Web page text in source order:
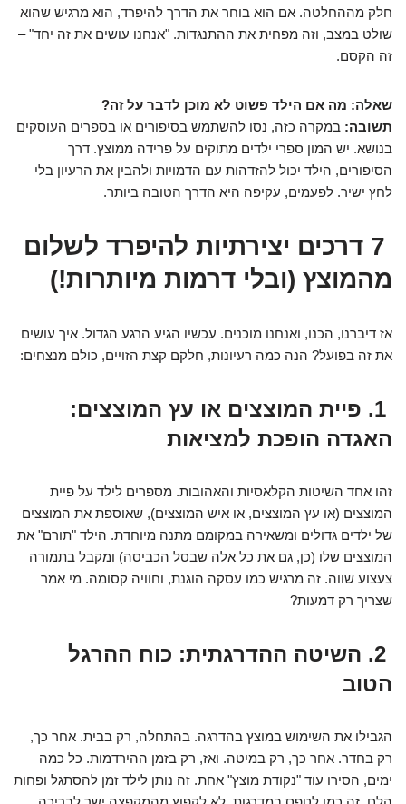
חלק מההחלטה. אם הוא בוחר את הדרך להיפרד, הוא מרגיש שהוא
שולט במצב, וזה מפחית את ההתנגדות. "אנחנו עושים את זה יחד" –
זה הקסם.
שאלה: מה אם הילד פשוט לא מוכן לדבר על זה?
תשובה: במקרה כזה, נסו להשתמש בסיפורים או בספרים העוסקים
בנושא. יש המון ספרי ילדים מתוקים על פרידה ממוצץ. דרך
הסיפורים, הילד יכול להזדהות עם הדמויות ולהבין את הרעיון בלי
לחץ ישיר. לפעמים, עקיפה היא הדרך הטובה ביותר.
7 דרכים יצירתיות להיפרד לשלום
מהמוצץ (ובלי דרמות מיותרות!)
אז דיברנו, הכנו, ואנחנו מוכנים. עכשיו הגיע הרגע הגדול. איך עושים
את זה בפועל? הנה כמה רעיונות, חלקם קצת הזויים, כולם מנצחים:
1. פיית המוצצים או עץ המוצצים:
האגדה הופכת למציאות
זהו אחד השיטות הקלאסיות והאהובות. מספרים לילד על פיית
המוצצים (או עץ המוצצים, או איש המוצצים), שאוספת את המוצצים
של ילדים גדולים ומשאירה במקומם מתנה מיוחדת. הילד "תורם" את
המוצצים שלו (כן, גם את כל אלה שבסל הכביסה) ומקבל בתמורה
צעצוע שווה. זה מרגיש כמו עסקה הוגנת, וחוויה קסומה. מי אמר
שצריך רק דמעות?
2. השיטה ההדרגתית: כוח ההרגל
הטוב
הגבילו את השימוש במוצץ בהדרגה. בהתחלה, רק בבית. אחר כך,
רק בחדר. אחר כך, רק במיטה. ואז, רק בזמן ההירדמות. כל כמה
ימים, הסירו עוד "נקודת מוצץ" אחת. זה נותן לילד זמן להסתגל ופחות